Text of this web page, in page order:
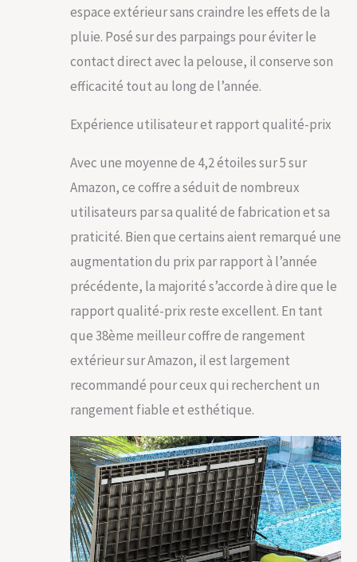
espace extérieur sans craindre les effets de la
pluie. Posé sur des parpaings pour éviter le
contact direct avec la pelouse, il conserve son
efficacité tout au long de l’année.
Expérience utilisateur et rapport qualité-prix
Avec une moyenne de 4,2 étoiles sur 5 sur
Amazon, ce coffre a séduit de nombreux
utilisateurs par sa qualité de fabrication et sa
praticité. Bien que certains aient remarqué une
augmentation du prix par rapport à l’année
précédente, la majorité s’accorde à dire que le
rapport qualité-prix reste excellent. En tant
que 38ème meilleur coffre de rangement
extérieur sur Amazon, il est largement
recommandé pour ceux qui recherchent un
rangement fiable et esthétique.